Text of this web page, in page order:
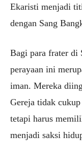
Ekaristi menjadi
dengan Sang
Bagi para frater di
perayaan ini
iman. Mereka
Gereja tidak
tetapi harus
menjadi saksi